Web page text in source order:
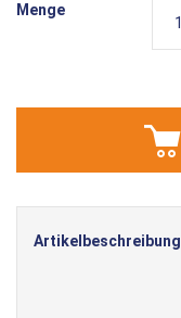
Menge
Artikelbeschreibung